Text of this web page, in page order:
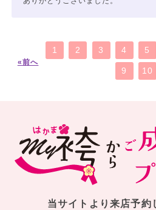
«前へ
1 2 3 4 5
9 10
当サイトより来店予約